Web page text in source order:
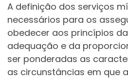
A definição dos serviços
necessários para os
obedecer aos princípios
adequação e da
ser ponderadas as
as circunstâncias em que